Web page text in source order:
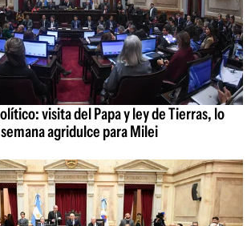
visita del Papa y ley de Tierras, lo
agridulce para Milei